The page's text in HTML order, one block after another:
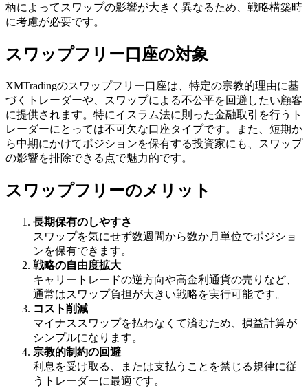
柄によってスワップの影響が大きく異なるため、戦略構築時
に考慮が必要です。
スワップフリー口座の対象
XMTradingのスワップフリー口座は、特定の宗教的理由に基
づくトレーダーや、スワップによる不公平を回避したい顧客
に提供されます。特にイスラム法に則った金融取引を行うト
レーダーにとっては不可欠な口座タイプです。また、短期か
ら中期にかけてポジションを保有する投資家にも、スワップ
の影響を排除できる点で魅力的です。
スワップフリーのメリット
長期保有のしやすさ
スワップを気にせず数週間から数か月単位でポジショ
ンを保有できます。
戦略の自由度拡大
キャリートレードの逆方向や高金利通貨の売りなど、
通常はスワップ負担が大きい戦略を実行可能です。
コスト削減
マイナススワップを払わなくて済むため、損益計算が
シンプルになります。
宗教的制約の回避
利息を受け取る、または支払うことを禁じる規律に従
うトレーダーに最適です。